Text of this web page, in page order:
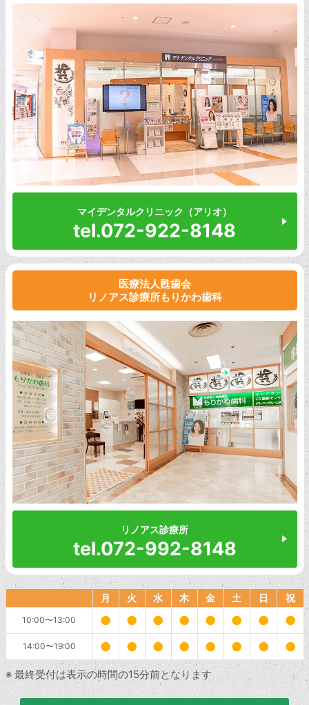
マイデンタルクリニック（アリオ）
tel.072-922-8148
医療法人甦歯会
リノアス診療所もりかわ歯科
リノアス診療所
tel.072-992-8148
月 火 水 木 金 土 日 祝
10:00〜13:00 ● ● ● ● ● ● ● ●
14:00〜19:00 ● ● ● ● ● ● ● ●
※ 最終受付は表示の時間の15分前となります